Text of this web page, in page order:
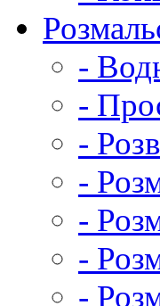
-
-
-
-
-
-
-